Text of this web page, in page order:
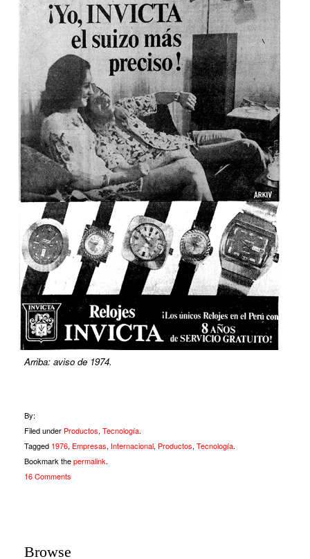
Arriba: aviso de 1974.
By:
Filed under Productos,Tecnología.
Tagged 1976, Empresas, Internacional, Productos,Tecnología.
Bookmark thepermalink.
16 Comments
Browse